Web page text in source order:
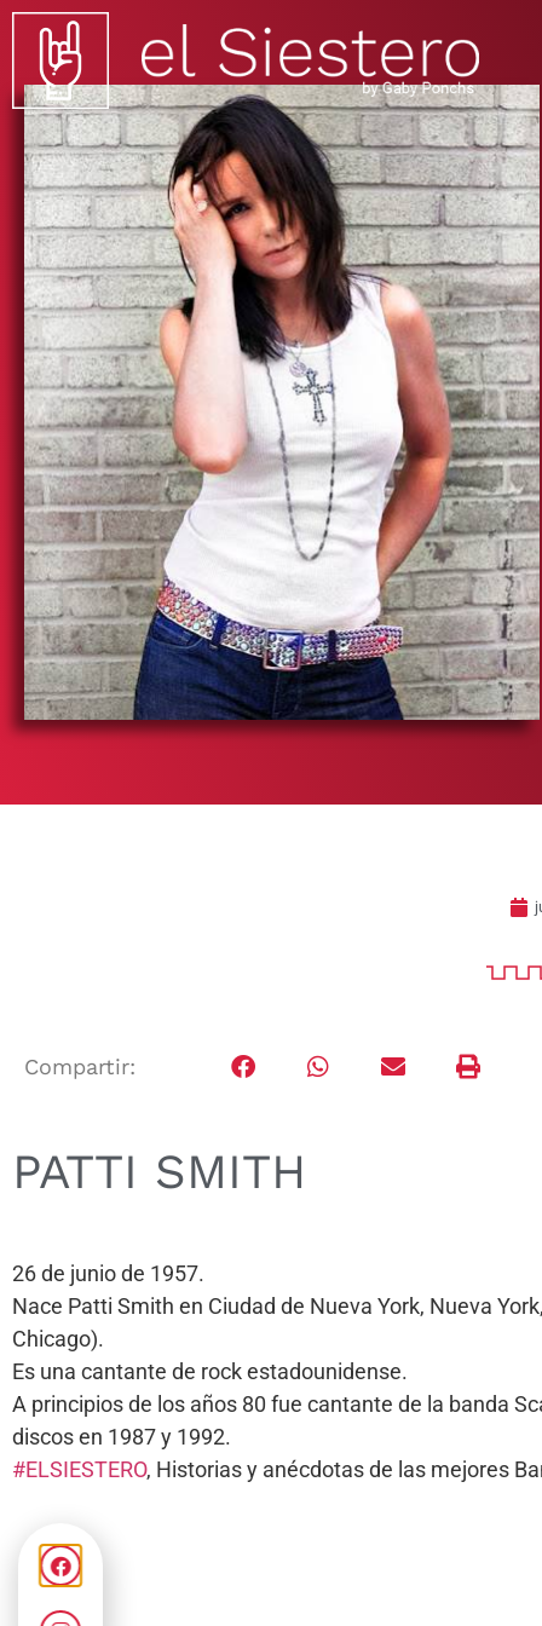
Compartir:
PATTI SMITH
26 de junio de 1957.
Nace Patti Smith en Ciudad de Nueva York, Nueva
Chicago).
Es una cantante de rock estadounidense.
A principios de los años 80 fue cantante de la banda
discos en 1987 y 1992.
#ELSIESTERO, Historias y anécdotas de las mejores